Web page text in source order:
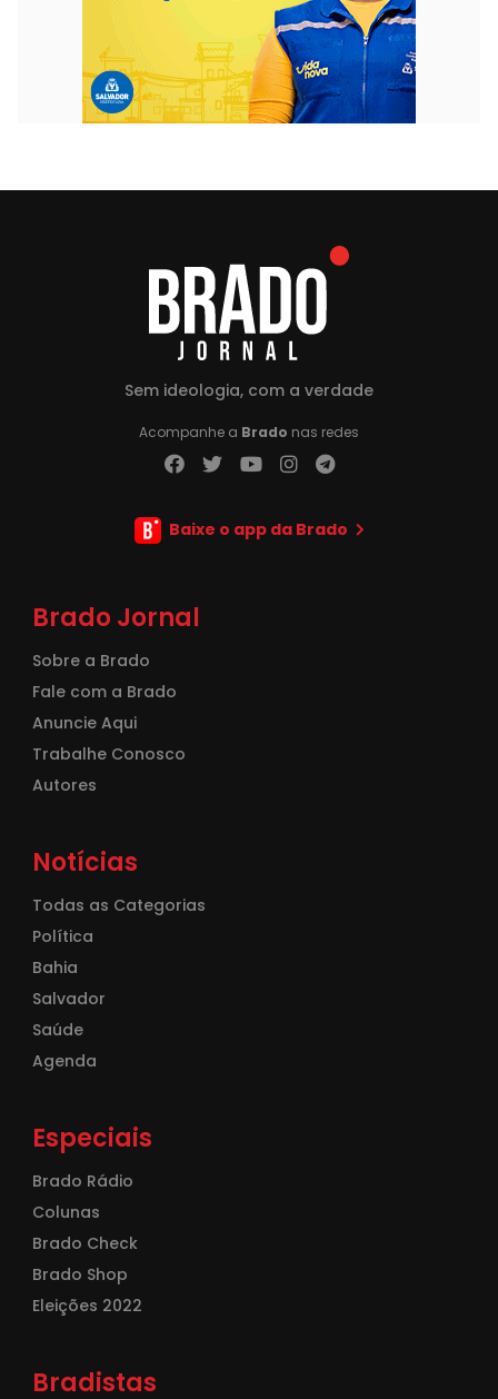
Sem ideologia, com a verdade
Acompanhe a Brado nas redes
Baixe o app da Brado
Brado Jornal
Sobre a Brado
Fale com a Brado
Anuncie Aqui
Trabalhe Conosco
Autores
Notícias
Todas as Categorias
Política
Bahia
Salvador
Saúde
Agenda
Especiais
Brado Rádio
Colunas
Brado Check
Brado Shop
Eleições 2022
Bradistas